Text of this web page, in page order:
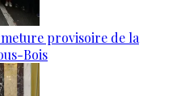
provisoire de la
Bois